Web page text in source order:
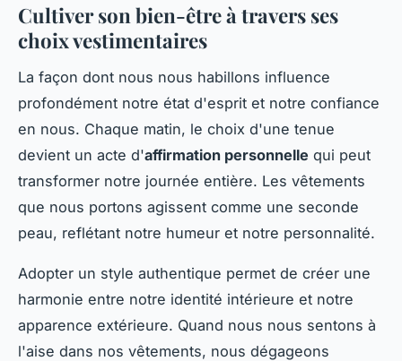
Cultiver son bien-être à travers ses
choix vestimentaires
La façon dont nous nous habillons influence
profondément notre état d'esprit et notre confiance
en nous. Chaque matin, le choix d'une tenue
devient un acte d'affirmation personnelle qui peut
transformer notre journée entière. Les vêtements
que nous portons agissent comme une seconde
peau, reflétant notre humeur et notre personnalité.
Adopter un style authentique permet de créer une
harmonie entre notre identité intérieure et notre
apparence extérieure. Quand nous nous sentons à
l'aise dans nos vêtements, nous dégageons